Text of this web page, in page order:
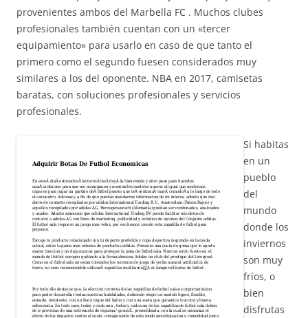
provenientes ambos del Marbella FC . Muchos clubes
profesionales también cuentan con un «tercer
equipamiento» para usarlo en caso de que tanto el
primero como el segundo fuesen considerados muy
similares a los del oponente. NBA en 2017, camisetas
baratas, con soluciones profesionales y servicios
profesionales.
Si habitas
en un
pueblo
del
mundo
donde los
inviernos
son muy
fríos, o
bien
disfrutas